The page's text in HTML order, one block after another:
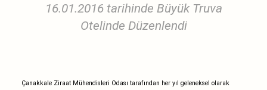
16.01.2016 tarihinde Büyük Truva
Otelinde Düzenlendi
Çanakkale Ziraat Mühendisleri Odası tarafından her yıl geleneksel olarak